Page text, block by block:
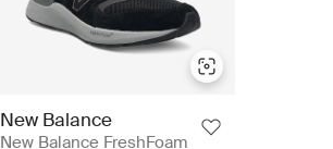
New Balance
New Balance FreshFoam